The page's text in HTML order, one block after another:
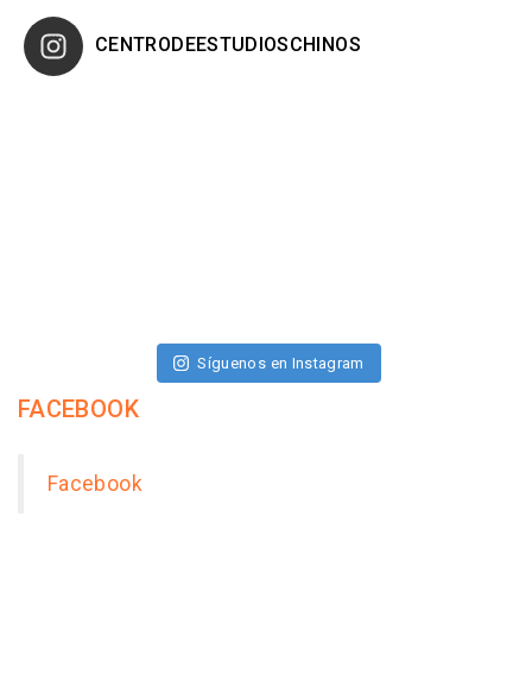
CENTRODEESTUDIOSCHINOS
Síguenos en Instagram
FACEBOOK
Facebook